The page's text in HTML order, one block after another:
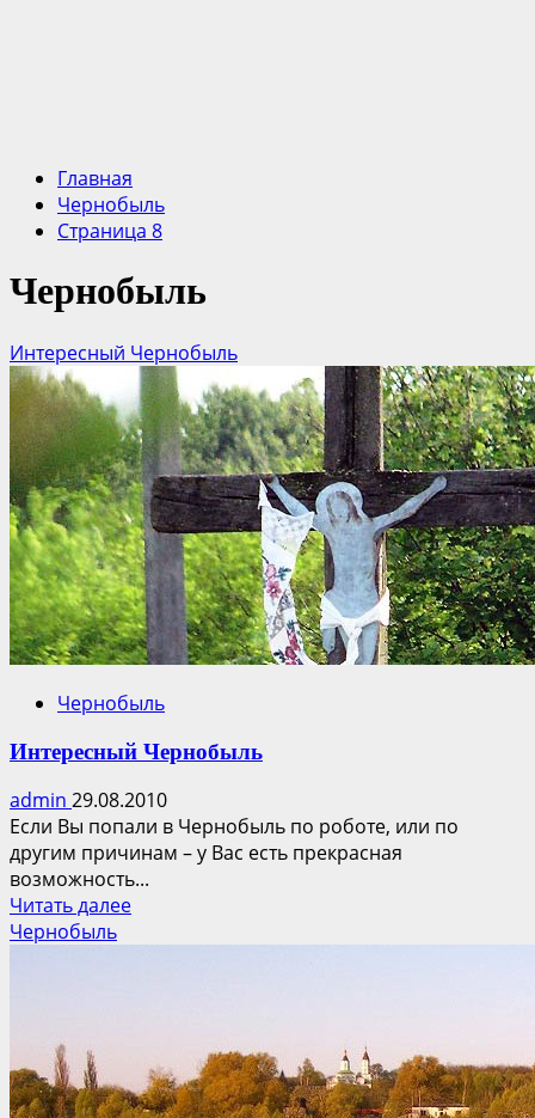
Главная
Чернобыль
Страница 8
Чернобыль
Интересный Чернобыль
Чернобыль
Интересный Чернобыль
admin 29.08.2010
Если Вы попали в Чернобыль по роботе, или по
другим причинам – у Вас есть прекрасная
возможность...
Читать далееПрочитать
Чернобыль